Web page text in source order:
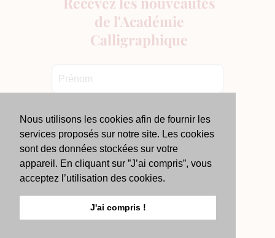
Nous utilisons les cookies afin de fournir les
services proposés sur notre site. Les cookies
sont des données stockées sur votre
appareil. En cliquant sur ”J’ai compris”, vous
acceptez l’utilisation des cookies.
J'ai compris !